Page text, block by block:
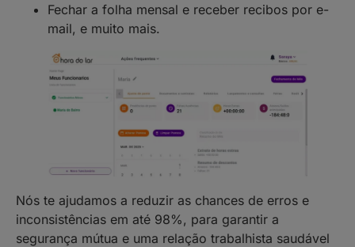
Fechar a folha mensal e receber recibos por e-
mail, e muito mais.
Nós te ajudamos a reduzir as chances de erros e
inconsistências em até 98%, para garantir a
segurança mútua e uma relação trabalhista saudável